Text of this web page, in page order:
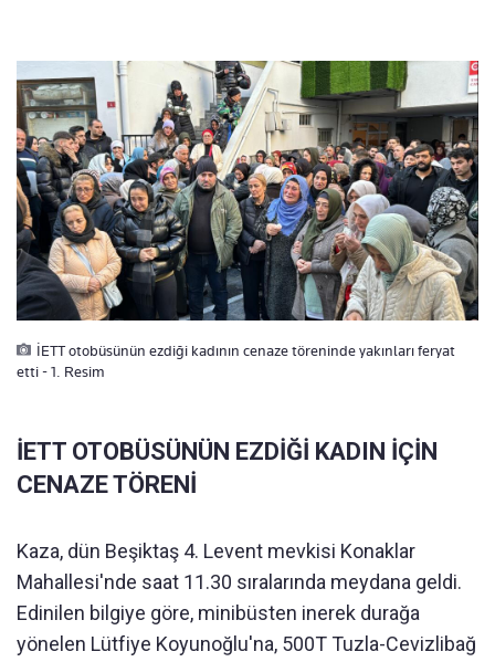
İETT otobüsünün ezdiği kadının cenaze töreninde yakınları feryat
etti - 1. Resim
İETT OTOBÜSÜNÜN EZDİĞİ KADIN İÇİN
CENAZE TÖRENİ
Kaza, dün Beşiktaş 4. Levent mevkisi Konaklar
Mahallesi'nde saat 11.30 sıralarında meydana geldi.
Edinilen bilgiye göre, minibüsten inerek durağa
yönelen Lütfiye Koyunoğlu'na, 500T Tuzla-Cevizlibağ